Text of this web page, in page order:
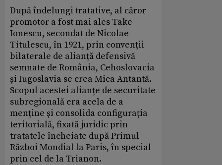
După îndelungi tratative, al căror
promotor a fost mai ales Take
Ionescu, secondat de Nicolae
Titulescu, în 1921, prin convenții
bilaterale de alianță defensivă
semnate de România, Cehoslovacia
și Iugoslavia se crea Mica Antantă.
Scopul acestei alianțe de securitate
subregională era acela de a
menține și consolida configurația
teritorială, fixată juridic prin
tratatele încheiate după Primul
Război Mondial la Paris, în special
prin cel de la Trianon.